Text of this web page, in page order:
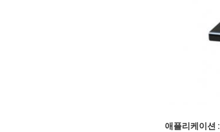
애플리케이션 :